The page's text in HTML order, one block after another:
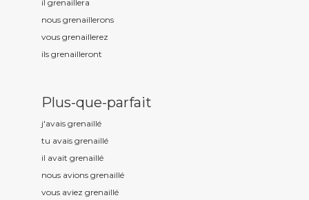
il grenaillera
nous grenaillerons
vous grenaillerez
ils grenailleront
Plus-que-parfait
j'avais grenaillé
tu avais grenaillé
il avait grenaillé
nous avions grenaillé
vous aviez grenaillé